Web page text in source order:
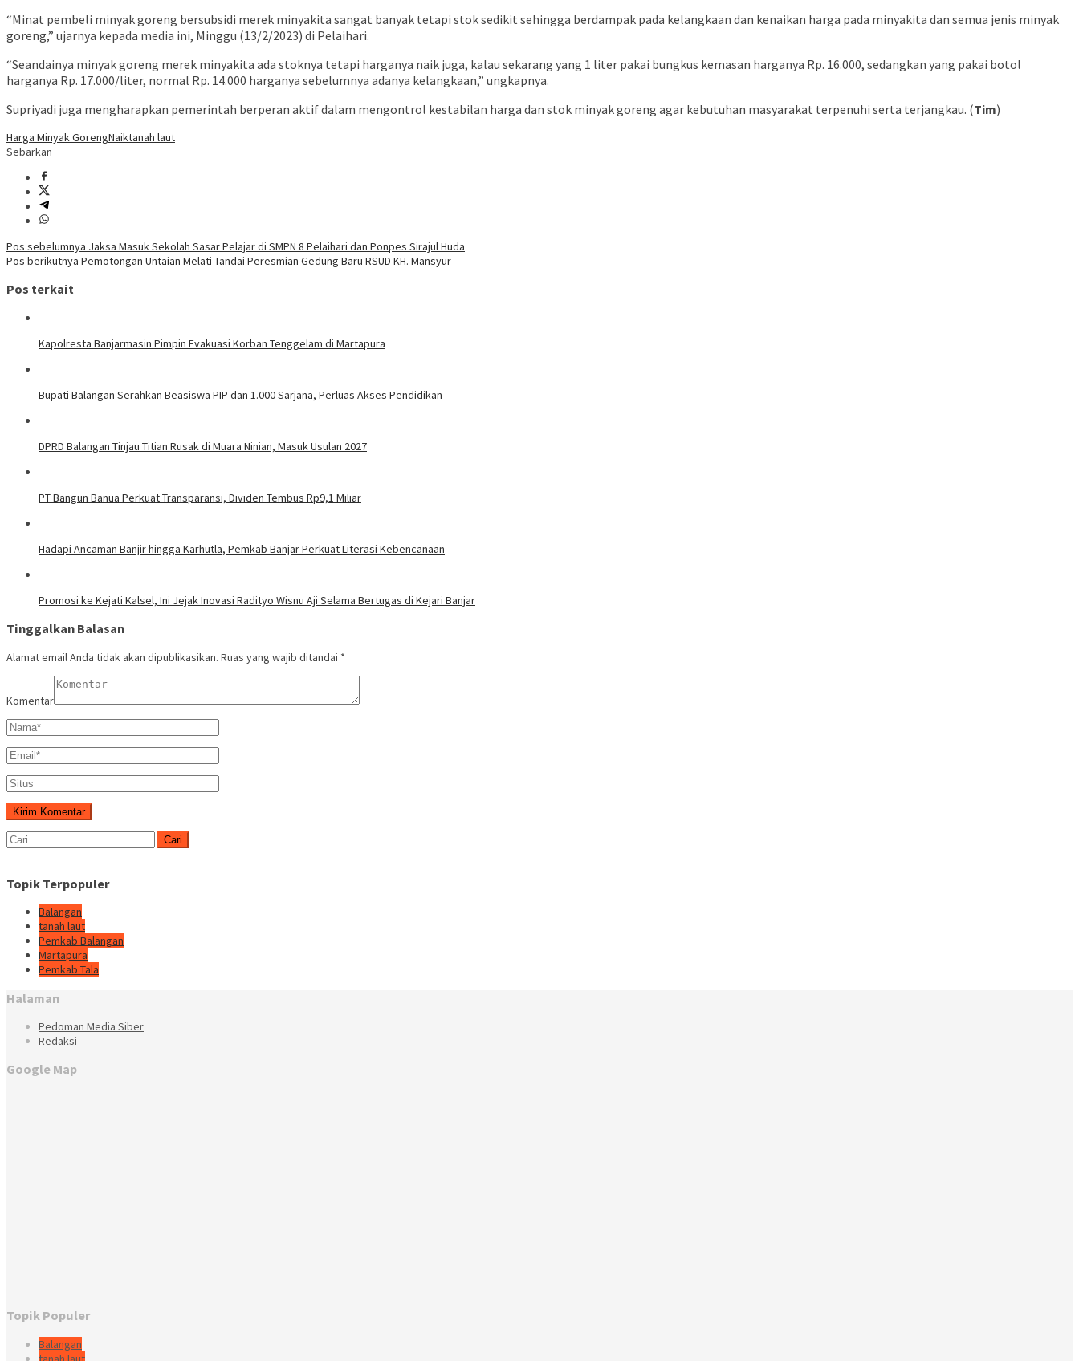
“Minat pembeli minyak goreng bersubsidi merek minyakita sangat banyak tetapi stok sedikit sehingga berdampak pada kelangkaan dan kenaikan harga pada minyakita dan semua jenis minyak
goreng,” ujarnya kepada media ini, Minggu (13/2/2023) di Pelaihari.
“Seandainya minyak goreng merek minyakita ada stoknya tetapi harganya naik juga, kalau sekarang yang 1 liter pakai bungkus kemasan harganya Rp. 16.000, sedangkan yang pakai botol
harganya Rp. 17.000/liter, normal Rp. 14.000 harganya sebelumnya adanya kelangkaan,” ungkapnya.
Supriyadi juga mengharapkan pemerintah berperan aktif dalam mengontrol kestabilan harga dan stok minyak goreng agar kebutuhan masyarakat terpenuhi serta terjangkau. (Tim)
Harga Minyak GorengNaiktanah laut
Sebarkan
Navigasi
pos
Pos sebelumnya Jaksa Masuk Sekolah Sasar Pelajar di SMPN 8 Pelaihari dan Ponpes Sirajul Huda
Pos berikutnya Pemotongan Untaian Melati Tandai Peresmian Gedung Baru RSUD KH. Mansyur
Pos terkait
Kapolresta Banjarmasin Pimpin Evakuasi Korban Tenggelam di Martapura
Bupati Balangan Serahkan Beasiswa PIP dan 1.000 Sarjana, Perluas Akses Pendidikan
DPRD Balangan Tinjau Titian Rusak di Muara Ninian, Masuk Usulan 2027
PT Bangun Banua Perkuat Transparansi, Dividen Tembus Rp9,1 Miliar
Hadapi Ancaman Banjir hingga Karhutla, Pemkab Banjar Perkuat Literasi Kebencanaan
Promosi ke Kejati Kalsel, Ini Jejak Inovasi Radityo Wisnu Aji Selama Bertugas di Kejari Banjar
Tinggalkan Balasan
Alamat email Anda tidak akan dipublikasikan. Ruas yang wajib ditandai *
Komentar
Cari
untuk:
Topik Terpopuler
Balangan
tanah laut
Pemkab Balangan
Martapura
Pemkab Tala
Halaman
Pedoman Media Siber
Redaksi
Google Map
Topik Populer
Balangan